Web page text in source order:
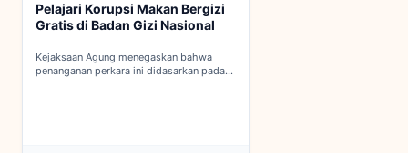
Pelajari Korupsi Makan Bergizi
Gratis di Badan Gizi Nasional
Kejaksaan Agung menegaskan bahwa
penanganan perkara ini didasarkan pada